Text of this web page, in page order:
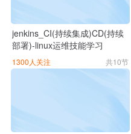
jenkins_CI(持续集成)CD(持续
部署)-linux运维技能学习
1300人关注 共10节